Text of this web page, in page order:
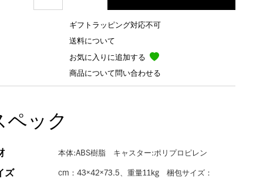
ギフトラッピング対応不可
送料について
お気に入りに追加する
商品について問い合わせる
ペック
本体:ABS樹脂 キャスター:ポリプロピレン
ズ
cm：43×42×73.5、重量11kg 梱包サイズ：